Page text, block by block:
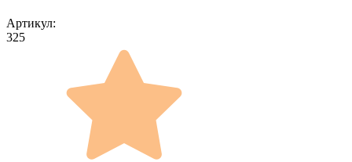
Артикул:
325